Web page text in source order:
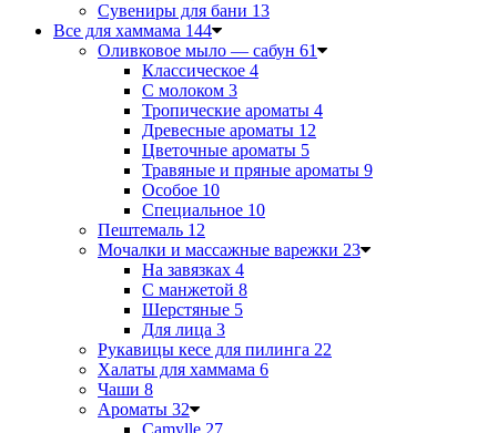
Сувениры для бани 13
Все для хаммама 144
Оливковое мыло — сабун 61
Классическое 4
С молоком 3
Тропические ароматы 4
Древесные ароматы 12
Цветочные ароматы 5
Травяные и пряные ароматы 9
Особое 10
Специальное 10
Пештемаль 12
Мочалки и массажные варежки 23
На завязках 4
С манжетой 8
Шерстяные 5
Для лица 3
Рукавицы кесе для пилинга 22
Халаты для хаммама 6
Чаши 8
Ароматы 32